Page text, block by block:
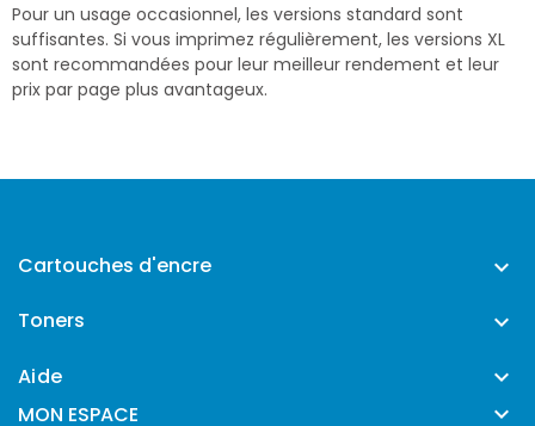
Pour un usage occasionnel, les versions standard sont
suffisantes. Si vous imprimez régulièrement, les versions XL
sont recommandées pour leur meilleur rendement et leur
prix par page plus avantageux.
Cartouches d'encre 
Toners 
Aide 
MON ESPACE 